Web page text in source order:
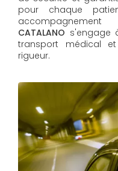
pour chaque
CATALANO s'engage
transport médical
rigueur.